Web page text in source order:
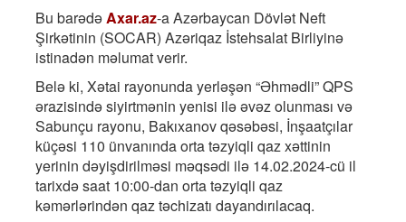
Bu barədəAxar.az-a Azərbaycan Dövlət Neft
Şirkətinin (SOCAR) Azəriqaz İstehsalat Birliyinə
istinadən məlumat verir.
Belə ki, Xətai rayonunda yerləşən “Əhmədli” QPS
ərazisində siyirtmənin yenisi ilə əvəz olunması və
Sabunçu rayonu, Bakıxanov qəsəbəsi, İnşaatçılar
küçəsi 110 ünvanında orta təzyiqli qaz xəttinin
yerinin dəyişdirilməsi məqsədi ilə 14.02.2024-cü il
tarixdə saat 10:00-dan orta təzyiqli qaz
kəmərlərindən qaz təchizatı dayandırılacaq.